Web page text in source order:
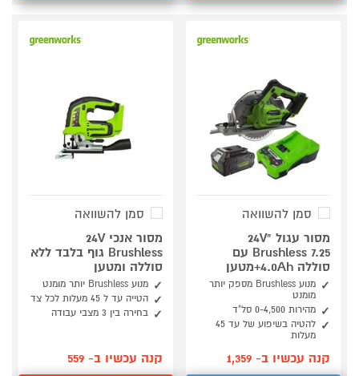
סמן להשוואה
מסור עגול "24V
Brushless 7.25 עם
סוללה 4.0Ah+מטען
מנוע Brushless מספק יותר
מומנט
מהירות 0-4,500 סל"ד
להטיה בשיפוע של עד 45
מעלות
קנה עכשיו ב- 1,359
סמן להשוואה
מסור אנכי 24V
Brushless גוף בלבד ללא
סוללה ומטען
מנוע Brushless יותר מומנט
הטייה עד ל 45 מעלות לכל צד
בחירה בין 3 מצבי עבודה
קנה עכשיו ב- 559